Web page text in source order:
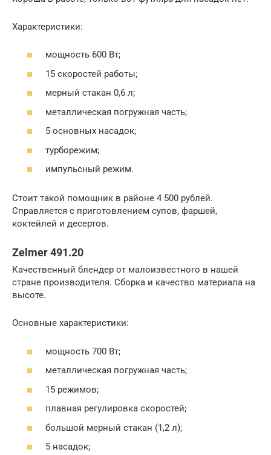
Характеристики:
мощность 600 Вт;
15 скоростей работы;
мерный стакан 0,6 л;
металлическая погружная часть;
5 основных насадок;
турборежим;
импульсный режим.
Стоит такой помощник в районе 4 500 рублей.
Справляется с приготовлением супов, фаршей,
коктейлей и десертов.
Zelmer 491.20
Качественный блендер от малоизвестного в нашей
стране производителя. Сборка и качество материала на
высоте.
Основные характеристики:
мощность 700 Вт;
металлическая погружная часть;
15 режимов;
плавная регулировка скоростей;
большой мерный стакан (1,2 л);
5 насадок;